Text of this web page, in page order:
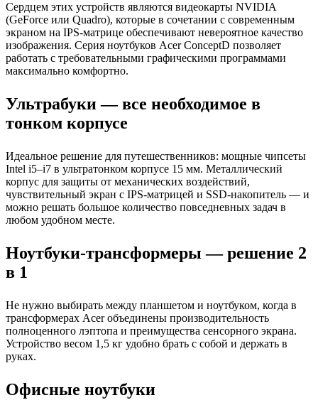
Сердцем этих устройств являются видеокарты NVIDIA
(GeForce или Quadro), которые в сочетании с современным
экраном на IPS-матрице обеспечивают невероятное качество
изображения. Серия ноутбуков Acer ConceptD позволяет
работать с требовательными графическими программами
максимально комфортно.
Ультрабуки — все необходимое в
тонком корпусе
Идеальное решение для путешественников: мощные чипсеты
Intel i5–i7 в ультратонком корпусе 15 мм. Металлический
корпус для защиты от механических воздействий,
чувствительный экран с IPS-матрицей и SSD-накопитель — и
можно решать большое количество повседневных задач в
любом удобном месте.
Ноутбуки-трансформеры — решение 2
в 1
Не нужно выбирать между планшетом и ноутбуком, когда в
трансформерах Acer объединены производительность
полноценного лэптопа и преимущества сенсорного экрана.
Устройство весом 1,5 кг удобно брать с собой и держать в
руках.
Офисные ноутбуки